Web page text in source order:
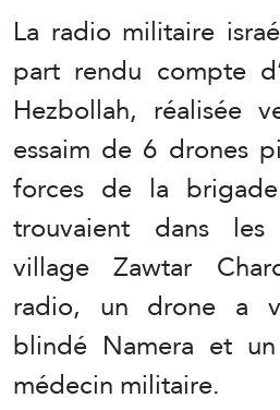
La radio militaire
part rendu compte
Hezbollah, réalisée
essaim de 6 drones
forces de la
trouvaient dans
village Zawtar
radio, un drone a
blindé Namera et
médecin militaire.